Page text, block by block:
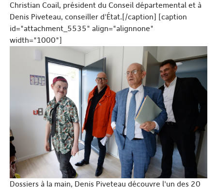
Christian Coail, président du Conseil départemental et à
Denis Piveteau, conseiller d'État.[/caption] [caption
id="attachment_5535" align="alignnone"
width="1000"]
Dossiers à la main, Denis Piveteau découvre l'un des 20